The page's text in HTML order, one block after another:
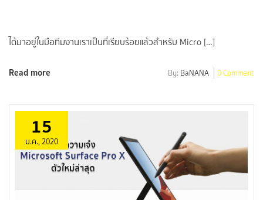
ได้มาอยู่ในมือทีมงานเราเป็นที่เรียบร้อยแล้วสำหรับ Micro […]
Read more By: BaNANA 0 Comment
15
ม.ค., 2020